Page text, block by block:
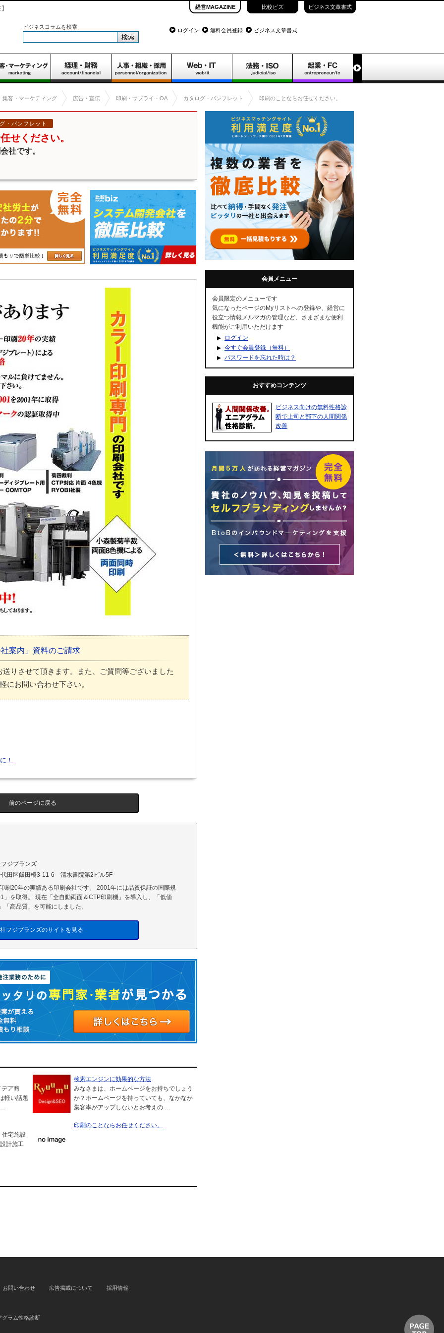
経営MAGAZINE 比較ビズ ビジネス文章書式
ビジネスコラムを検索
ログイン 無料会員登録 ビジネス文章書式
集客・マーケティング 広告・宣伝 印刷・サプライ・OA カタログ・パンフレット 印刷のことならお任せください。
・パンフレット
せください。
社です。
案内」資料のご請求
りさせて頂きます。また、ご質問等ございました
にお問い合わせ下さい。
！
前のページに戻る
ジプランズ
代田区飯田橋3-11-6 清水書院第2ビル5F
刷20年の実績ある印刷会社です。 2001年には品質保証の国際規
」を取得。 現在「全自動両面＆CTP印刷機」を導入し、「低価
「高品質」を可能にしました。
フジプランズのサイトを見る
デア商
軽い話題
…
検索エンジンに効果的な方法
みなさまは、ホームページをお持ちでしょう
か？ホームページを持っていても、なかなか
集客率がアップしないとお考えの …
宅施設
計施工
印刷のことならお任せください。
会員メニュー
会員限定のメニューです
気になったページのMyリストへの登録や、経営に
役立つ情報メルマガの管理など、さまざまな便利
機能がご利用いただけます
ログイン
今すぐ会員登録（無料）
パスワードを忘れた時は？
おすすめコンテンツ
ビジネス向けの無料性格診
断で上司と部下の人間関係
改善
お問い合わせ 広告掲載について 採用情報
グラム性格診断